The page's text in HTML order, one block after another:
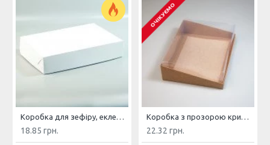
18.85 грн.
ОЧІКУЄМО
22.32 грн.